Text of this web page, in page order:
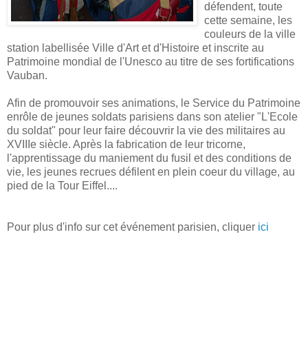
défendent, toute
cette semaine, les
couleurs de la ville
station labellisée Ville d'Art et d'Histoire et inscrite au
Patrimoine mondial de l'Unesco au titre de ses fortifications
Vauban.
Afin de promouvoir ses animations, le Service du Patrimoine
enrôle de jeunes soldats parisiens dans son atelier "L'Ecole
du soldat" pour leur faire découvrir la vie des militaires au
XVIIIe siècle. Après la fabrication de leur tricorne,
l'apprentissage du maniement du fusil et des conditions de
vie, les jeunes recrues défilent en plein coeur du village, au
pied de la Tour Eiffel....
Pour plus d'info sur cet événement parisien, cliquer ici